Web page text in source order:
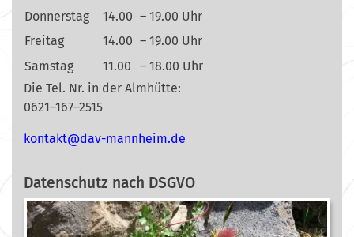
Donnerstag
14.00 – 19.00 Uhr
Freitag
14.00 – 19.00 Uhr
Samstag
11.00
– 18.00 Uhr
Die Tel. Nr. in der Almhütte:
0621–167–2515
ed.mi
ehnna
m-vad
@tkat
nok
Datenschutz nach DSGVO